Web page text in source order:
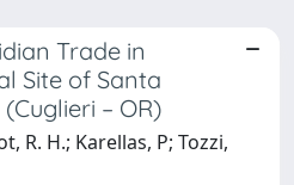
Trade in
Site of Santa
– OR)
R. H.; Karellas, P; Tozzi,